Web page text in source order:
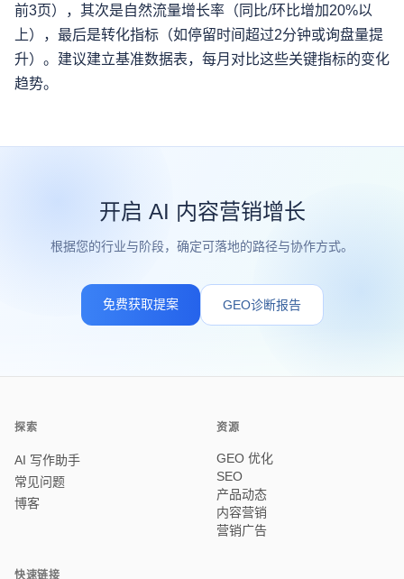
前3页），其次是自然流量增长率（同比/环比增加20%以
上），最后是转化指标（如停留时间超过2分钟或询盘量提
升）。建议建立基准数据表，每月对比这些关键指标的变化
趋势。
开启 AI 内容营销增长
根据您的行业与阶段，确定可落地的路径与协作方式。
免费获取提案 GEO诊断报告
探索
AI 写作助手
常见问题
博客
资源
GEO 优化
SEO
产品动态
内容营销
营销广告
快速链接